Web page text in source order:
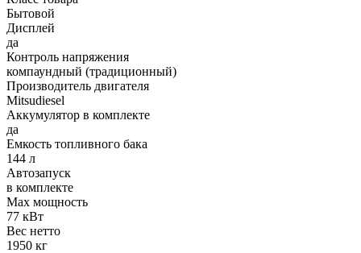
Бытовой
Дисплей
да
Контроль напряжения
компаундный (традиционный)
Производитель двигателя
Mitsudiesel
Аккумулятор в комплекте
да
Емкость топливного бака
144 л
Автозапуск
в комплекте
Max мощность
77 кВт
Вес нетто
1950 кг